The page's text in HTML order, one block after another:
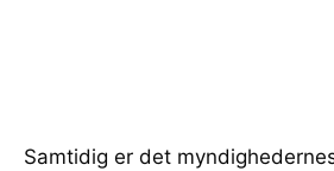
Samtidig er det